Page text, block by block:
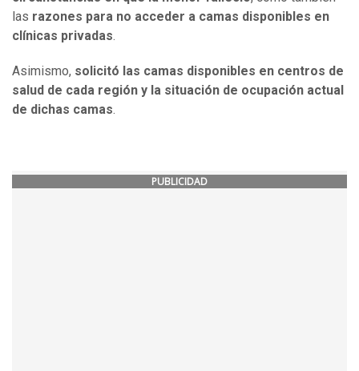
las razones para no acceder a camas disponibles en
clínicas privadas.
Asimismo, solicitó las camas disponibles en centros de
salud de cada región y la situación de ocupación actual
de dichas camas.
PUBLICIDAD